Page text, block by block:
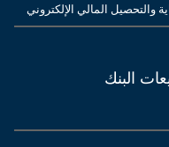
والتحصيل المالي الإلكتروني
البنك